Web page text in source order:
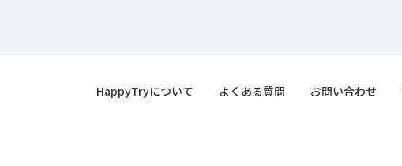
HappyTryについて よくある質問 お問い合わせ